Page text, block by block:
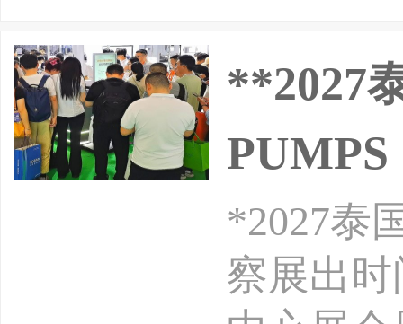
**2027
*2027泰
察展出